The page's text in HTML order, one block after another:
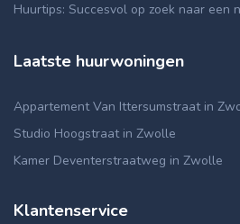
Huurtips: Succesvol op zoek naar een
Laatste huurwoningen
Appartement Van Ittersumstraat in
Studio Hoogstraat in Zwolle
Kamer Deventerstraatweg in Zwolle
Klantenservice